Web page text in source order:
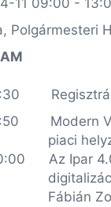
11 09:00 -
Polgármesteri
Modern
helyzetet.
Az Ipar 4.0
Zoltán